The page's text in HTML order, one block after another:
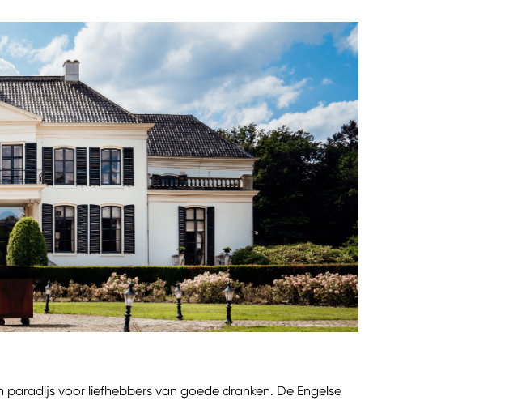
voor liefhebbers van goede dranken. De Engelse